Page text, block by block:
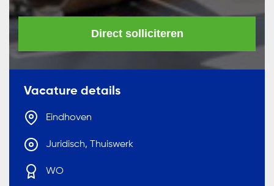
Direct solliciteren
Vacature details
Eindhoven
Juridisch, Thuiswerk
WO